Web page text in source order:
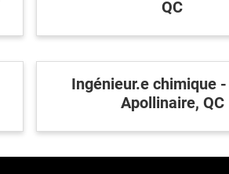
QC
Ingénieur.e chimique
Apollinaire, QC